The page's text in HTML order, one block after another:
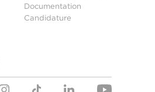
Documentation
Candidature